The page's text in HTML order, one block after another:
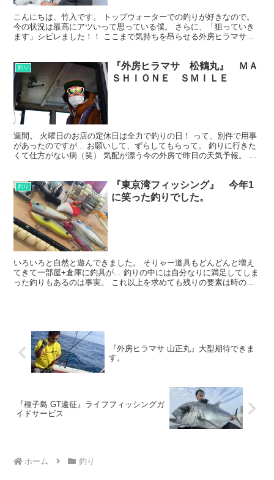
こんにちは、竹入です。 トップウォーターでの釣りが好きなので。
今の状況は最高にアツいって思っている僕。 さらに、「狙っていき
ます」シビレました！！ ここまで気持ちを昂らせる外房ヒラマサ、
釣り
『外房ヒラマサ 松鶴丸』 ＭＡ
ＳＨＩＯＮＥ ＳＭＩＬＥ
週間。 火曜日のお店の定休日は全力で釣りの日！ って、別件で用事
があったのですが... お願いして、ずらしてもらって。 釣りに行きた
くて仕方がない病（笑） 気配が漂う今の外房で昨日の天気予報。 そ
釣り
『東京湾フィッシング』 今年1
に笑った釣りでした。
いろいろと自然と遊んできました。 そりゃー道具もどんどんと増え
てきて一部屋+倉庫に釣具が... 釣りの中には自分なりに満足してしま
った釣りもあるのは事実。 これ以上を求めても残りの要素は時の領
『外房ヒラマサ 山正丸』大型期待できま
す。
『種子島 GT遠征』ライフフィッシングガ
イドサービス
ホーム 釣り